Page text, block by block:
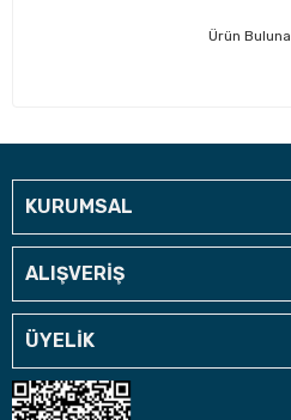
Ürün
KURUMSAL
ALIŞVERİŞ
ÜYELİK